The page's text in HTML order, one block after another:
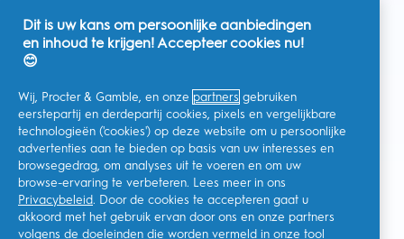
Ik geef toestemming voor het ontvangen van
gepersonaliseerde communicatie met betrekking tot
aanbiedingen, nieuws en andere promotionele initiatieven van
Oral-B en andere
P&G-merken
kan me op elk momentafmelden.
Procter & Gamble, als verwerkingsverantwoordelijke, zal uw
persoonlijke gegevens verwerken zodat u zich bij deze site kunt
registreren en de interactie kunt aangaan met de aangeboden
Dit is uw kans om persoonlijke aanbiedingen
en inhoud te krijgen! Accepteer cookies nu!
😊
Wij, Procter & Gamble, en onze partners gebruiken
eerstepartij en derdepartij cookies, pixels en vergelijkbare
technologieën ('cookies') op deze website om u persoonlijke
advertenties aan te bieden op basis van uw interesses en
browsegedrag, om analyses uit te voeren en om uw
browse-ervaring te verbeteren. Lees meer in ons
Privacybeleid. Door de cookies te accepteren gaat u
akkoord met het gebruik ervan door ons en onze partners
volgens de doeleinden die worden vermeld in onze tool